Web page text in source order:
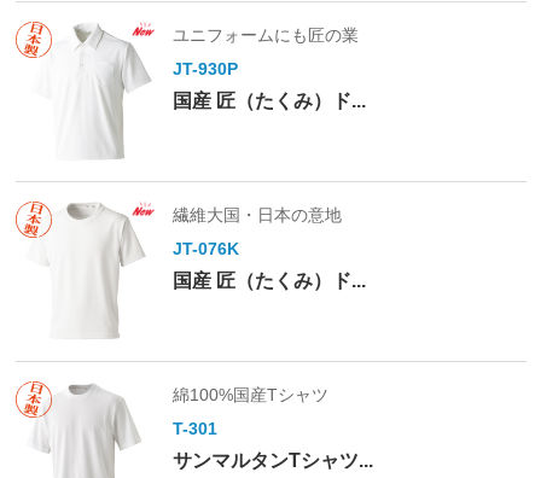
ユニフォームにも匠の業
JT-930P
国産 匠（たくみ）ド...
繊維大国・日本の意地
JT-076K
国産 匠（たくみ）ド...
綿100%国産Tシャツ
T-301
サンマルタンTシャツ...